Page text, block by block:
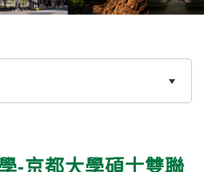
-京都大學碩士雙聯